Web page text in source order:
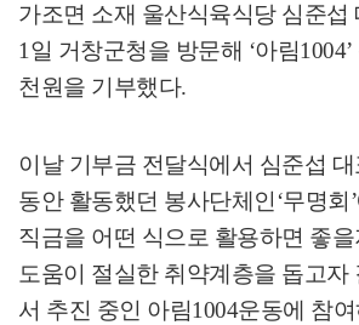
가조면 소재 울산식육식당 심준섭
1일 거창군청을 방문해 ‘아림1004’
천원을 기부했다.
이날 기부금 전달식에서 심준섭
동안 활동했던 봉사단체인‘무명회 ’
직금을 어떤 식으로 활용하면 좋
도움이 절실한 취약계층을 돕고자
서 추진 중인 아림1004운동에 참